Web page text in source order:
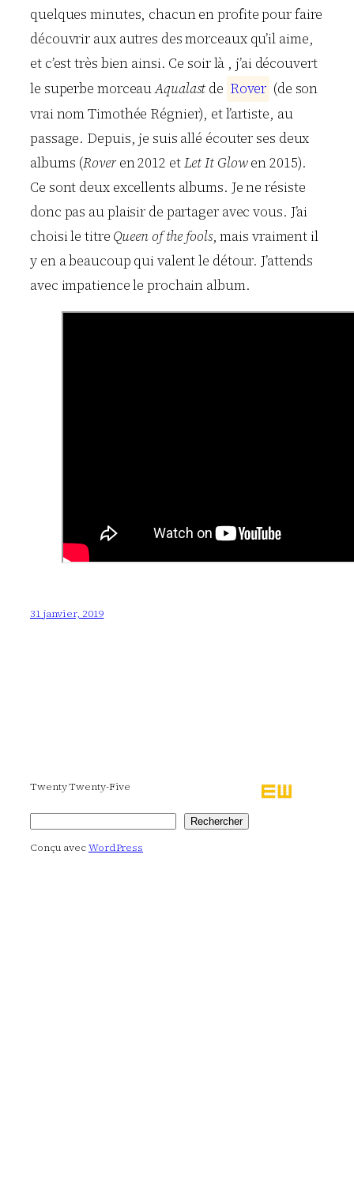
quelques minutes, chacun en profite pour faire
découvrir aux autres des morceaux qu’il aime,
et c’est très bien ainsi. Ce soir là , j’ai découvert
le superbe morceauAqualast de Rover (de son
vrai nom Timothée Régnier), et l’artiste, au
passage. Depuis, je suis allé écouter ses deux
albums (Roveren 2012 etLet It Glowen 2015).
Ce sont deux excellents albums. Je ne résiste
donc pas au plaisir de partager avec vous. J’ai
choisi le titre Queen of the fools, mais vraiment il
y en a beaucoup qui valent le détour. J’attends
avec impatience le prochain album.
31 janvier, 2019
Twenty Twenty-Five
Rechercher
Conçu avecWordPress